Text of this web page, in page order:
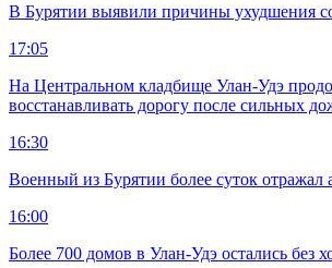
В Бурятии выявили причины ухудшения
17:05
На Центральном кладбище Улан-Удэ
восстанавливать дорогу после сильных
16:30
Военный из Бурятии более суток
16:00
Более 700 домов в Улан-Удэ остались без